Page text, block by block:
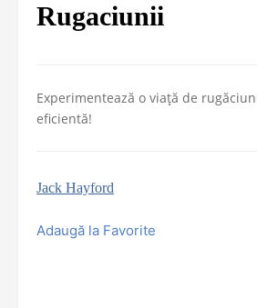
Rugaciunii
Experimentează o viață de
eficientă!
Jack Hayford
Adaugă la Favorite